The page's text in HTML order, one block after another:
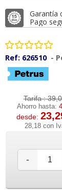
Garantía
Pago
Ref: 626510 -
Tarifa :
Ahorro hasta:
desde:
28,18 con
-